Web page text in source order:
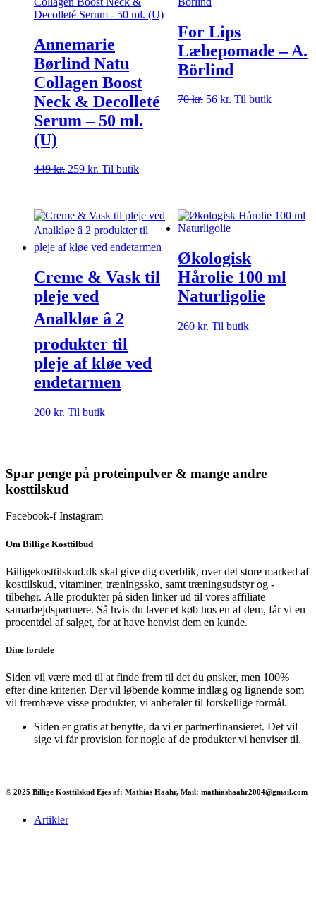
Annemarie
Børlind Natu
Collagen Boost
Neck & Decolleté
Serum – 50 ml.
(U)
449kr. Den
449 kr..
259 kr. Den
259 kr..
Til butik
For Lips
Læbepomade – A.
Börlind
70kr. Den
56 kr.Den
Til butik
Creme & Vask til
pleje ved
Analkløe â 2
produkter til
pleje af kløe ved
endetarmen
200 kr. Til butik
Økologisk
Hårolie 100 ml
Naturligolie
260 kr. Til butik
Spar penge på proteinpulver & mange andre
kosttilskud
Facebook-f Instagram
Om Billige Kosttilbud
Billigekosttilskud.dk skal give dig overblik, over det store marked af
kosttilskud, vitaminer, træningssko, samt træningsudstyr og -
tilbehør. Alle produkter på siden linker ud til vores affiliate
samarbejdspartnere. Så hvis du laver et køb hos en af dem, får vi en
procentdel af salget, for at have henvist dem en kunde.
Dine fordele
Siden vil være med til at finde frem til det du ønsker, men 100%
efter dine kriterier. Der vil løbende komme indlæg og lignende som
vil fremhæve visse produkter, vi anbefaler til forskellige formål.
Siden er gratis at benytte, da vi er partnerfinansieret. Det vil
sige vi får provision for nogle af de produkter vi henviser til.
© 2025 Billige Kosttilskud Ejes af: Mathias Haahr, Mail: mathiashaahr2004@gmail.com
Artikler